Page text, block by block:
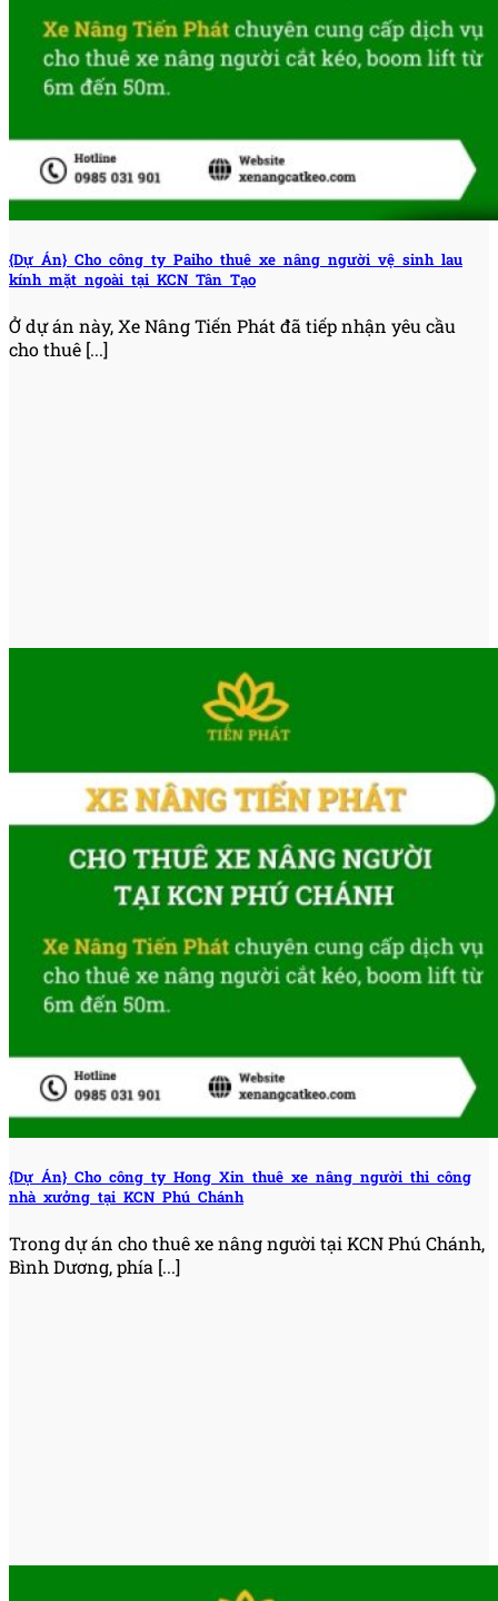
{Dự Án} Cho công ty Paiho thuê xe nâng người vệ sinh lau
kính mặt ngoài tại KCN Tân Tạo
Ở dự án này, Xe Nâng Tiến Phát đã tiếp nhận yêu cầu
cho thuê [...]
{Dự Án} Cho công ty Hong Xin thuê xe nâng người thi công
nhà xưởng tại KCN Phú Chánh
Trong dự án cho thuê xe nâng người tại KCN Phú Chánh,
Bình Dương, phía [...]